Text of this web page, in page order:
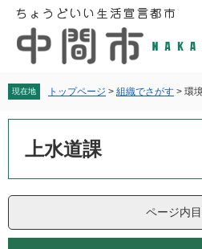
文
へ
現在地 トップページ > 組織でさがす > 環
上水道課
ページ内